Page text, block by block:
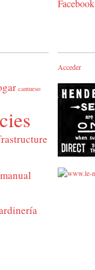
Facebook
cantueso
manual
Acceder